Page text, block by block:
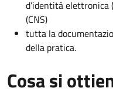
d’identità elettronica
(CNS)
tutta la
della pratica.
Cosa si